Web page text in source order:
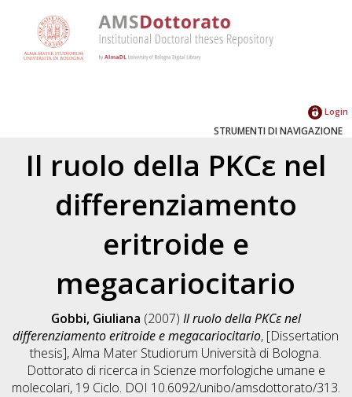
Login
STRUMENTI DI NAVIGAZIONE
Il ruolo della PKCε nel
differenziamento
eritroide e
megacariocitario
Gobbi, Giuliana (2007) Il ruolo della PKCε nel
differenziamento eritroide e megacariocitario, [Dissertation
thesis], Alma Mater Studiorum Università di Bologna.
Dottorato di ricerca in Scienze morfologiche umane e
molecolari, 19 Ciclo. DOI 10.6092/unibo/amsdottorato/313.